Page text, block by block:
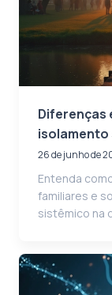
Diferenças
26 de junho de
Entenda
familiares e
sistêmico na